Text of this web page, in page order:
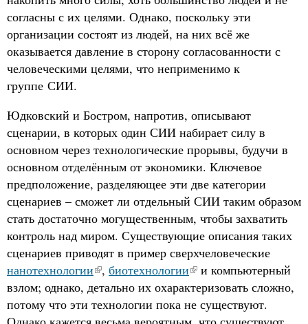
согласны с их целями. Однако, поскольку эти
организации состоят из людей, на них всё же
оказывается давление в сторону согласованности с
человеческими целями, что неприменимо к
группе СИИ.
Юдковский и Бостром, напротив, описывают
сценарии, в которых один СИИ набирает силу в
основном через технологические прорывы, будучи в
основном отделённым от экономики. Ключевое
предположение, разделяющее эти две категории
сценариев – сможет ли отдельный СИИ таким образом
стать достаточно могущественным, чтобы захватить
контроль над миром. Существующие описания таких
сценариев приводят в пример сверхчеловеческие
нанотехнологии , биотехнологии
и компьютерный
взлом; однако, детально их охарактеризовать сложно,
потому что эти технологии пока не существуют.